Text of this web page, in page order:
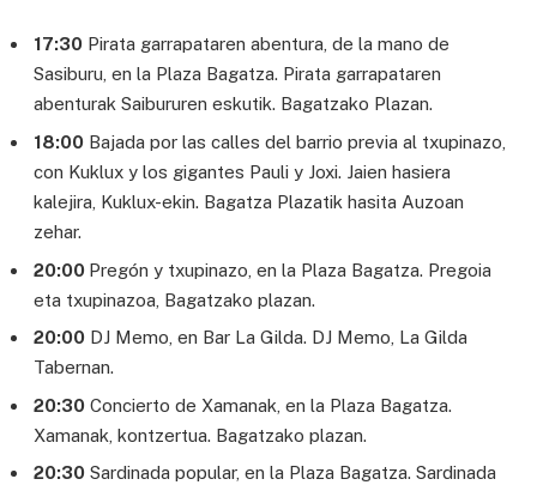
17:30 Pirata garrapataren abentura, de la mano de
Sasiburu, en la Plaza Bagatza. Pirata garrapataren
abenturak Saibururen eskutik. Bagatzako Plazan.
18:00 Bajada por las calles del barrio previa al txupinazo,
con Kuklux y los gigantes Pauli y Joxi. Jaien hasiera
kalejira, Kuklux-ekin. Bagatza Plazatik hasita Auzoan
zehar.
20:00 Pregón y txupinazo, en la Plaza Bagatza. Pregoia
eta txupinazoa, Bagatzako plazan.
20:00 DJ Memo, en Bar La Gilda. DJ Memo, La Gilda
Tabernan.
20:30 Concierto de Xamanak, en la Plaza Bagatza.
Xamanak, kontzertua. Bagatzako plazan.
20:30 Sardinada popular, en la Plaza Bagatza. Sardinada